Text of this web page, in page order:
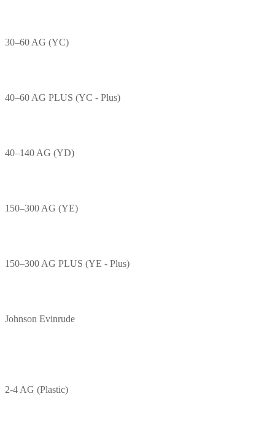
30–60 AG (YC)
40–60 AG PLUS (YC - Plus)
40–140 AG (YD)
150–300 AG (YE)
150–300 AG PLUS (YE - Plus)
Johnson Evinrude
2-4 AG (Plastic)